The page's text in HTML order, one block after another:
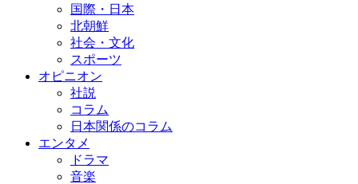
国際・日本
北朝鮮
社会・文化
スポーツ
オピニオン
社説
コラム
日本関係のコラム
エンタメ
ドラマ
音楽